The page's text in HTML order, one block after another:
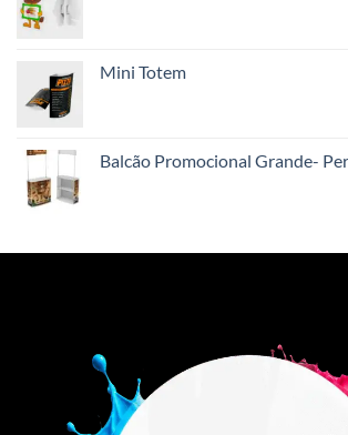
Mini Totem
Balcão Promocional Grande-